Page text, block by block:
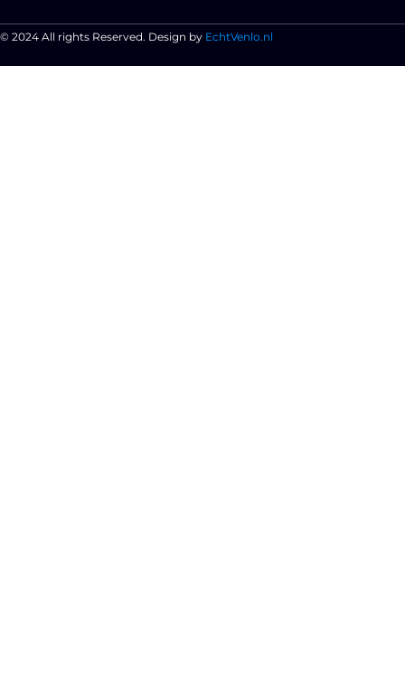
© 2024 All rights Reserved. Design by EchtVenlo.nl